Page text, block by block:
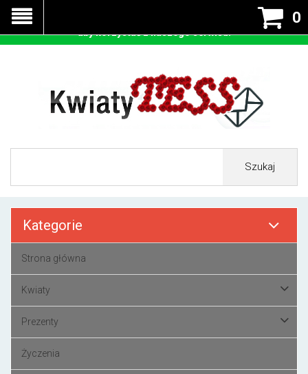
0
Szukaj
Kategorie
Strona główna
Kwiaty
Prezenty
Życzenia
Nasza strona korzysta z cookies - czyli tzw ciastek w celu
prawidłowego działania. Zaakceptuj przyjmowanie cookies
aby korzystać z naszego serwisu.